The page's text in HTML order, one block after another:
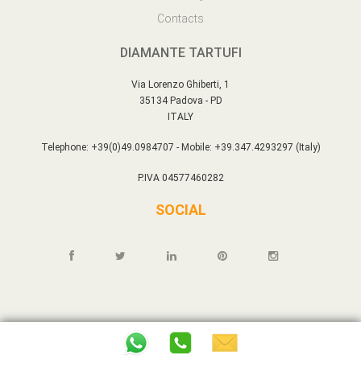
Contacts
DIAMANTE TARTUFI
Via Lorenzo Ghiberti, 1
35134 Padova - PD
ITALY
Telephone: +39(0)49.0984707 - Mobile: +39.347.4293297 (Italy)
P.IVA 04577460282
SOCIAL
Copyright © DIAMANTE TARTUFI All rights reserved - P.IVA 04577460282